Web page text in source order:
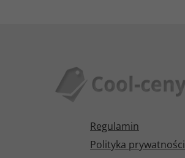
Regulamin
Polityka prywatności